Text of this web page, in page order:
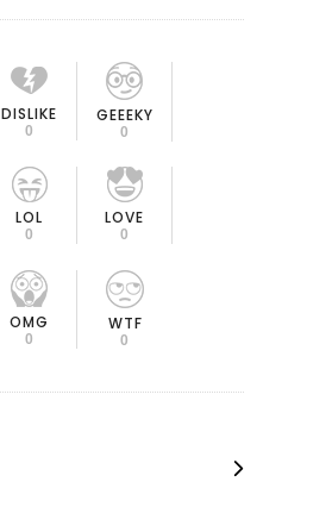
DISLIKE
0
GEEEKY
0
LOL
0
LOVE
0
OMG
0
WTF
0